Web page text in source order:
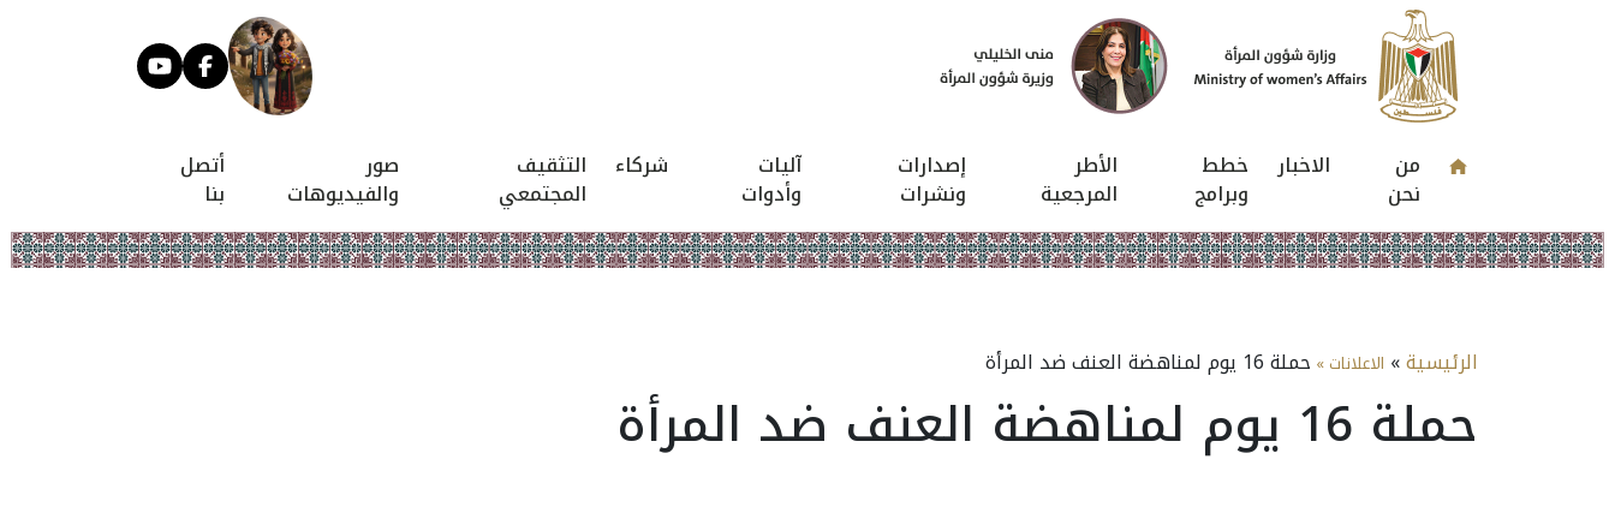
من
نحن
الاخبار خطط
وبرامج
الأطر
المرجعية
إصدارات
ونشرات
آليات
وأدوات
شركاء التثقيف
المجتمعي
صور
والفيديوهات
أتصل
بنا
الرئيسية» الاعلانات » حملة 16 يوم لمناهضة العنف ضد المرأة
حملة 16 يوم لمناهضة العنف ضد المرأة